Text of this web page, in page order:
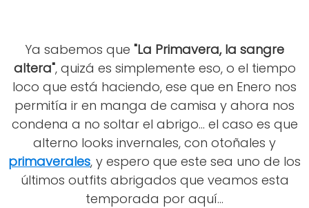
Ya sabemos que "La Primavera, la sangre
altera", quizá es simplemente eso, o el tiempo
loco que está haciendo, ese que en Enero nos
permitía ir en manga de camisa y ahora nos
condena a no soltar el abrigo... el caso es que
alterno looks invernales, con otoñales y
primaverales, y espero que este sea uno de los
últimos outfits abrigados que veamos esta
temporada por aquí...